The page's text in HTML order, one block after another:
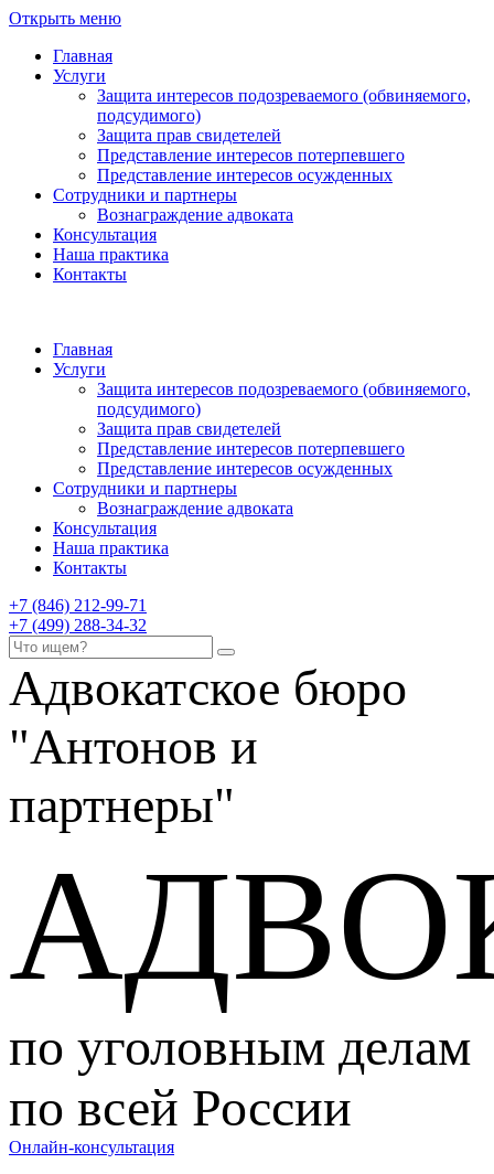
Открыть меню
Главная
Услуги
Защита интересов подозреваемого (обвиняемого,
подсудимого)
Защита прав свидетелей
Представление интересов потерпевшего
Представление интересов осужденных
Сотрудники и партнеры
Вознаграждение адвоката
Консультация
Наша практика
Контакты
Главная
Услуги
Защита интересов подозреваемого (обвиняемого,
подсудимого)
Защита прав свидетелей
Представление интересов потерпевшего
Представление интересов осужденных
Сотрудники и партнеры
Вознаграждение адвоката
Консультация
Наша практика
Контакты
+7 (846) 212-99-71
+7 (499) 288-34-32
Адвокатское бюро
"Антонов и
партнеры"
по уголовным делам
по всей России
Онлайн-консультация